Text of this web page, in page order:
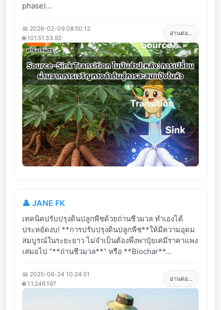
phase)...
📅 2026-02-09 08:50:12
🌐 101.51.33.92
อ่านต่อ...
👤 JANE FK
เทคนิคปรับปรุงดินปลูกพืชด้วยถ่านชีวมวล ทำเองได้
ประหยัดงบ! **การปรับปรุงดินปลูกพืช**ให้มีความอุดม
สมบูรณ์ในระยะยาว ไม่จำเป็นต้องพึ่งพาปุ๋ยเคมีราคาแพง
เสมอไป “**ถ่านชีวมวล**” หรือ **Biochar**...
📅 2025-06-24 10:24:51
🌐 1.1.246.197
อ่านต่อ...